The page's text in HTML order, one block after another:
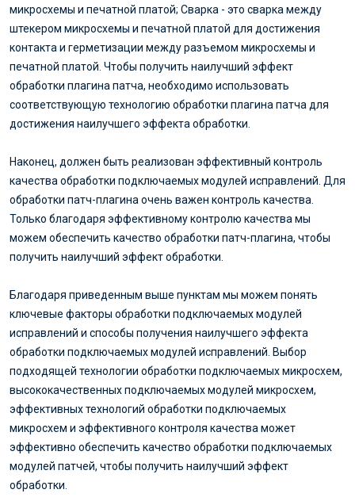
микросхемы и печатной платой; Сварка - это сварка между
штекером микросхемы и печатной платой для достижения
контакта и герметизации между разъемом микросхемы и
печатной платой. Чтобы получить наилучший эффект
обработки плагина патча, необходимо использовать
соответствующую технологию обработки плагина патча для
достижения наилучшего эффекта обработки.
Наконец, должен быть реализован эффективный контроль
качества обработки подключаемых модулей исправлений. Для
обработки патч-плагина очень важен контроль качества.
Только благодаря эффективному контролю качества мы
можем обеспечить качество обработки патч-плагина, чтобы
получить наилучший эффект обработки.
Благодаря приведенным выше пунктам мы можем понять
ключевые факторы обработки подключаемых модулей
исправлений и способы получения наилучшего эффекта
обработки подключаемых модулей исправлений. Выбор
подходящей технологии обработки подключаемых микросхем,
высококачественных подключаемых модулей микросхем,
эффективных технологий обработки подключаемых
микросхем и эффективного контроля качества может
эффективно обеспечить качество обработки подключаемых
модулей патчей, чтобы получить наилучший эффект
обработки.